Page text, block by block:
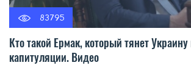
83795
Кто такой Ермак, который тянет
капитуляции. Видео